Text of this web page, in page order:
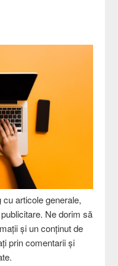
articole generale,
Ne dorim să
și un conținut de
prin comentarii și